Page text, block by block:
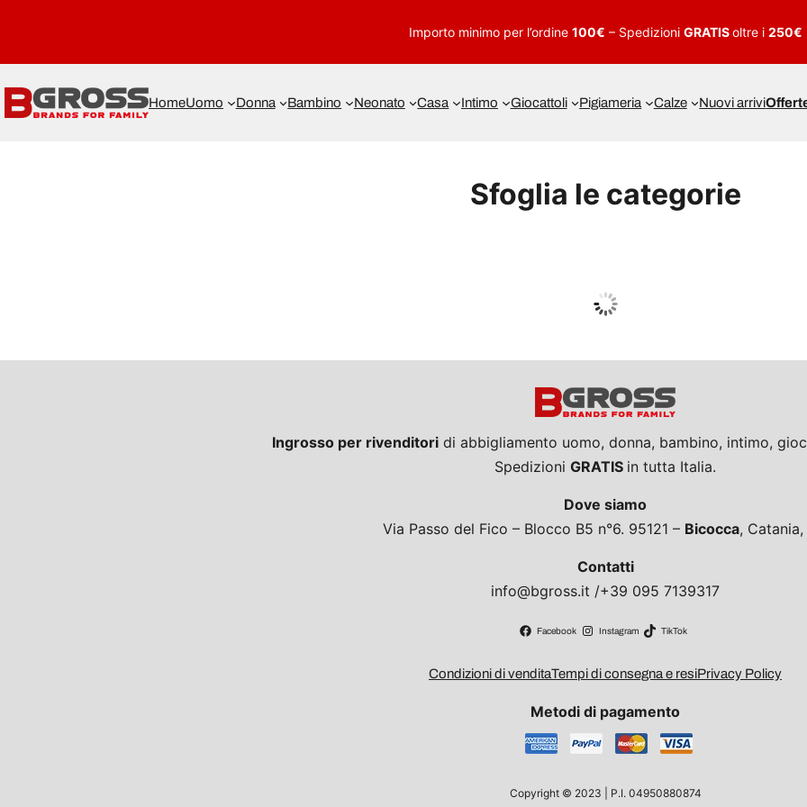
Importo minimo per l’ordine 100€ – Spedizioni GRATISoltre i 250€
HomeUomo Donna Bambino Neonato Casa Intimo Giocattoli Pigiameria Calze Nuovi arrivi
Sfoglia le categorie
Guarda tutto
Ingrosso per rivenditori di abbigliamento uomo, donna, bambino, intimo,
Spedizioni GRATIS in tutta Italia.
Dove siamo
Via Passo del Fico – Blocco B5 n°6. 95121 – Bicocca,
Contatti
info@bgross.it /+39 095 7139317
Facebook Instagram TikTok
Condizioni di venditaTempi di consegna e resiPrivacy Policy
Metodi di pagamento
Copyright © 2023 | P.I. 04950880874